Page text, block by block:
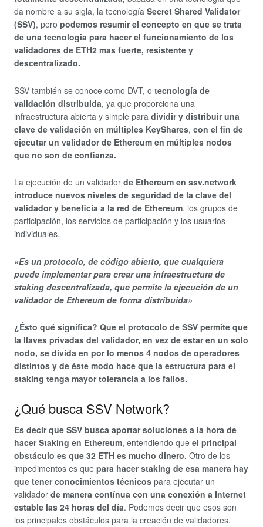
da nombre a su sigla, la tecnología Secret Shared Validator
(SSV), pero podemos resumir el concepto en que se trata
de una tecnologia para hacer el funcionamiento de los
validadores de ETH2 mas fuerte, resistente y
descentralizado.
SSV también se conoce como DVT, o tecnología de
validación distribuida, ya que proporciona una
infraestructura abierta y simple para dividir y distribuir una
clave de validación en múltiples KeyShares, con el fin de
ejecutar un validador de Ethereum en múltiples nodos
que no son de confianza.
La ejecución de un validador de Ethereum en ssv.network
introduce nuevos niveles de seguridad de la clave del
validador y beneficia a la red de Ethereum, los grupos de
participación, los servicios de participación y los usuarios
individuales.
«Es un protocolo, de código abierto, que cualquiera
puede implementar para crear una infraestructura de
staking descentralizada, que permite la ejecución de un
validador de Ethereum de forma distribuida»
¿Ésto qué significa? Que el protocolo de SSV permite que
la llaves privadas del validador, en vez de estar en un solo
nodo, se divida en por lo menos 4 nodos de operadores
distintos y de éste modo hace que la estructura para el
staking tenga mayor tolerancia a los fallos.
¿Qué busca SSV Network?
Es decir que SSV busca aportar soluciones a la hora de
hacer Staking en Ethereum, entendiendo que el principal
obstáculo es que 32 ETH es mucho dinero. Otro de los
impedimentos es que para hacer staking de esa manera hay
que tener conocimientos técnicos para ejecutar un
validador de manera contínua con una conexión a Internet
estable las 24 horas del día. Podemos decir que esos son
los principales obstáculos para la creación de validadores.